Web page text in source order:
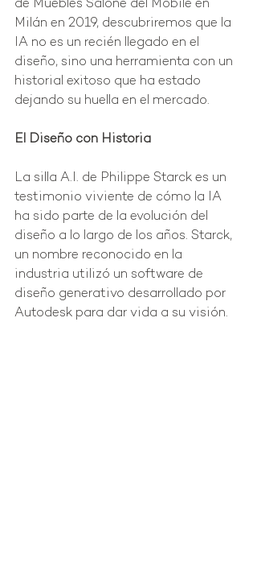
de Muebles Salone del Mobile en
Milán en 2019, descubriremos que la
IA no es un recién llegado en el
diseño, sino una herramienta con un
historial exitoso que ha estado
dejando su huella en el mercado.
El Diseño con Historia
La silla A.I. de Philippe Starck es un
testimonio viviente de cómo la IA
ha sido parte de la evolución del
diseño a lo largo de los años. Starck,
un nombre reconocido en la
industria utilizó un software de
diseño generativo desarrollado por
Autodesk para dar vida a su visión.